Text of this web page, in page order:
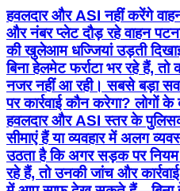
हवलदार और ASI नहीं करेंगे
और नंबर प्लेट दौड़ रहे वाहन
की खुलेआम धज्जियां उड़ती
बिना हेलमेट फर्राटा भर रहे हैं,
नजर नहीं आ रही। सबसे बड़ा
पर कार्रवाई कौन करेगा? लोगों
हवलदार और ASI स्तर के
सीमाएं हैं या व्यवहार में अलग
उठता है कि अगर सड़क पर नियम
रहे हैं, तो उनकी जांच और